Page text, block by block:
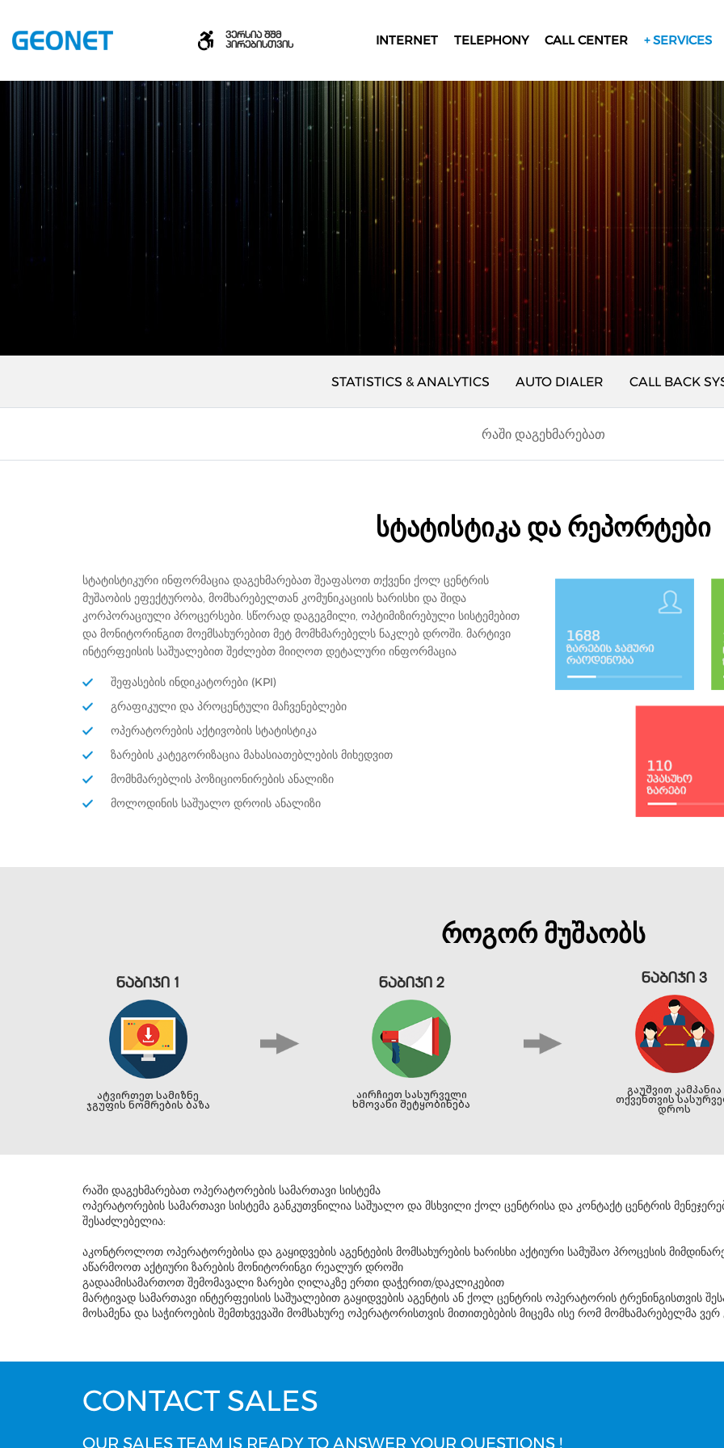
ვერსია შშმ
პირებისთვის
INTERNET TELEPHONY CALL CENTER + SERVICES
STATISTICS & ANALYTICS AUTO DIALER CALL BACK
ᲠᲐᲨᲘ ᲓᲐᲒᲔᲮᲛᲐᲠᲔᲑᲐᲗ
ᲡᲢᲐᲢᲘᲡᲢᲘᲙᲐ ᲓᲐ ᲠᲔᲞᲝᲠᲢᲔᲑᲘ
სტატისტიკური ინფორმაცია დაგეხმარებათ შეაფასოთ თქვენი ქოლ ცენტრის
მუშაობის ეფექტურობა, მომხარებელთან კომუნიკაციის ხარისხი და შიდა
კორპორაციული პროცერსები. სწორად დაგეგმილი, ოპტიმიზირებული სისტემებით
და მონიტორინგით მოემსახურებით მეტ მომხმარებელს ნაკლებ დროში. მარტივი
ინტერფეისის საშუალებით შეძლებთ მიიღოთ დეტალური ინფორმაცია
ᲨᲔᲤᲐᲡᲔᲑᲘᲡ ᲘᲜᲓᲘᲙᲐᲢᲝᲠᲔᲑᲘ (KPI)
ᲒᲠᲐᲤᲘᲙᲣᲚᲘ ᲓᲐ ᲞᲠᲝᲪᲔᲜᲢᲣᲚᲘ ᲛᲐᲩᲕᲔᲜᲔᲑᲚᲔᲑᲘ
ᲝᲞᲔᲠᲐᲢᲝᲠᲔᲑᲘᲡ ᲐᲥᲢᲘᲕᲝᲑᲘᲡ ᲡᲢᲐᲢᲘᲡᲢᲘᲙᲐ
ᲖᲐᲠᲔᲑᲘᲡ ᲙᲐᲢᲔᲒᲝᲠᲘᲖᲐᲪᲘᲐ ᲛᲐᲮᲐᲡᲘᲐᲗᲔᲑᲚᲔᲑᲘᲡ ᲛᲘᲮᲔᲓᲕᲘᲗ
ᲛᲝᲛᲮᲛᲐᲠᲔᲑᲚᲘᲡ ᲞᲝᲖᲘᲪᲘᲝᲜᲘᲠᲔᲑᲘᲡ ᲐᲜᲐᲚᲘᲖᲘ
ᲛᲝᲚᲝᲓᲘᲜᲘᲡ ᲡᲐᲨᲣᲐᲚᲝ ᲓᲠᲝᲘᲡ ᲐᲜᲐᲚᲘᲖᲘ
ᲠᲝᲒᲝᲠ ᲛᲣᲨᲐᲝᲑᲡ
ნაბიჯი 1
ატვირთეთ სამიზნე
ჯგუფის ნომრების ბაზა
ნაბიჯი 2
აირჩიეთ სასურველი
ხმოვანი შეტყობინება
ნაბიჯი 3
გაუშვით კამპანია
თქვენთვის
დროს
რაში დაგეხმარებათ ოპერატორების სამართავი სისტემა
ოპერატორების სამართავი სისტემა განკუთვნილია საშუალო და მსხვილი ქოლ ცენტრისა და კონტაქტ ცენტრის
შესაძლებელია:
აკონტროლოთ ოპერატორებისა და გაყიდვების აგენტების მომსახურების ხარისხი აქტიური სამუშაო პროცესის
აწარმოოთ აქტიური ზარების მონიტორინგი რეალურ დროში
გადაამისამართოთ შემომავალი ზარები ღილაკზე ერთი დაჭერით/დაკლიკებით
მარტივად სამართავი ინტერფეისის საშუალებით გაყიდვების აგენტის ან ქოლ ცენტრის ოპერატორის ტრენინგისთვის
მოსამენა და საჭიროების შემთხვევაში მომსახურე ოპერატორისთვის მითითებების მიცემა ისე რომ მომხამარებელმა ვერ
CONTACT SALES
OUR SALES TEAM IS READY TO ANSWER YOUR QUESTIONS !